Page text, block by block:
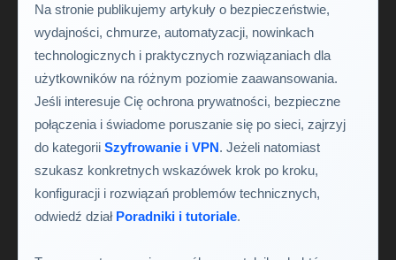
Na stronie publikujemy artykuły o bezpieczeństwie,
wydajności, chmurze, automatyzacji, nowinkach
technologicznych i praktycznych rozwiązaniach dla
użytkowników na różnym poziomie zaawansowania.
Jeśli interesuje Cię ochrona prywatności, bezpieczne
połączenia i świadome poruszanie się po sieci, zajrzyj
do kategorii Szyfrowanie i VPN. Jeżeli natomiast
szukasz konkretnych wskazówek krok po kroku,
konfiguracji i rozwiązań problemów technicznych,
odwiedź dział Poradniki i tutoriale.